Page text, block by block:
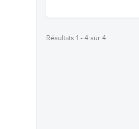
Résultats 1 - 4 sur 4.